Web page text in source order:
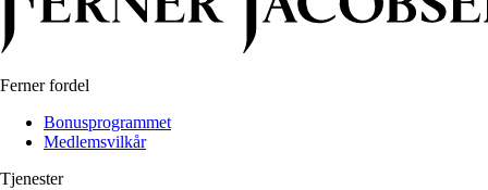
Ferner fordel
Bonusprogrammet
Medlemsvilkår
Tjenester